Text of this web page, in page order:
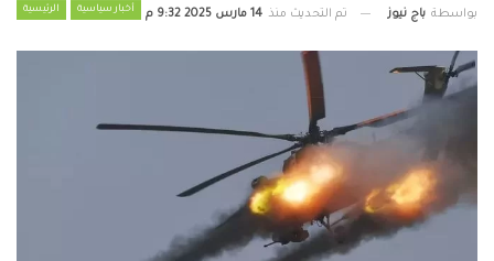
أخبار سياسية الرئيسية بواسطة باج نيوز تم التحديث منذ 14 مارس 2025 9:32 م